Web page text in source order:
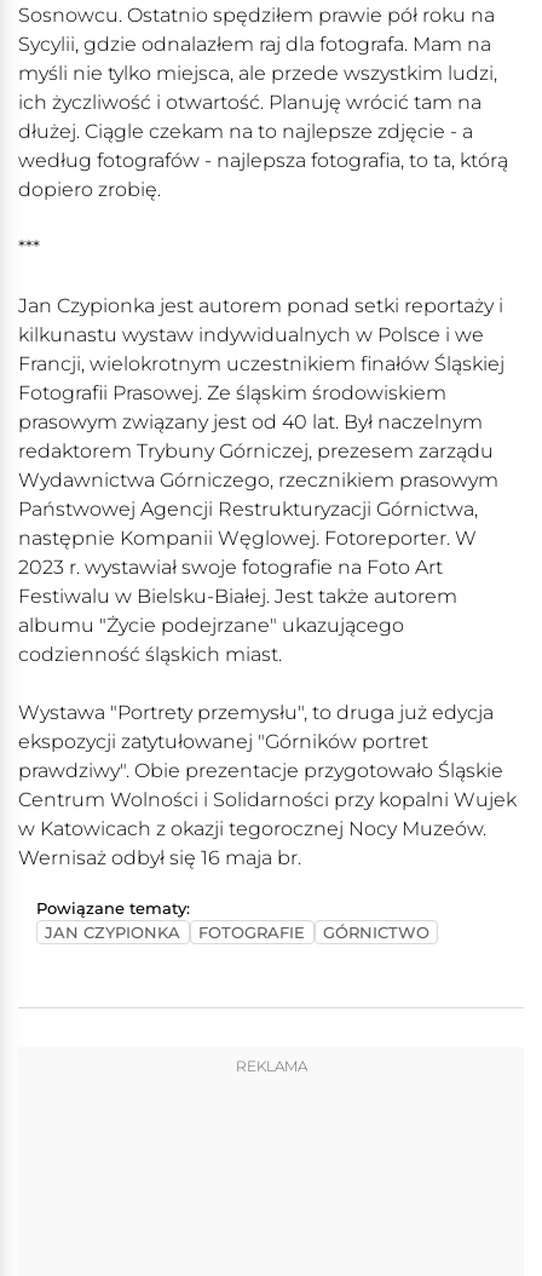
Sosnowcu. Ostatnio spędziłem prawie pół roku na
Sycylii, gdzie odnalazłem raj dla fotografa. Mam na
myśli nie tylko miejsca, ale przede wszystkim ludzi,
ich życzliwość i otwartość. Planuję wrócić tam na
dłużej. Ciągle czekam na to najlepsze zdjęcie - a
według fotografów - najlepsza fotografia, to ta, którą
dopiero zrobię.
***
Jan Czypionka jest autorem ponad setki reportaży i
kilkunastu wystaw indywidualnych w Polsce i we
Francji, wielokrotnym uczestnikiem finałów Śląskiej
Fotografii Prasowej. Ze śląskim środowiskiem
prasowym związany jest od 40 lat. Był naczelnym
redaktorem Trybuny Górniczej, prezesem zarządu
Wydawnictwa Górniczego, rzecznikiem prasowym
Państwowej Agencji Restrukturyzacji Górnictwa,
następnie Kompanii Węglowej. Fotoreporter. W
2023 r. wystawiał swoje fotografie na Foto Art
Festiwalu w Bielsku-Białej. Jest także autorem
albumu "Życie podejrzane" ukazującego
codzienność śląskich miast.
Wystawa "Portrety przemysłu", to druga już edycja
ekspozycji zatytułowanej "Górników portret
prawdziwy". Obie prezentacje przygotowało Śląskie
Centrum Wolności i Solidarności przy kopalni Wujek
w Katowicach z okazji tegorocznej Nocy Muzeów.
Wernisaż odbył się 16 maja br.
Powiązane tematy:
JAN CZYPIONKA
FOTOGRAFIE GÓRNICTWO
REKLAMA